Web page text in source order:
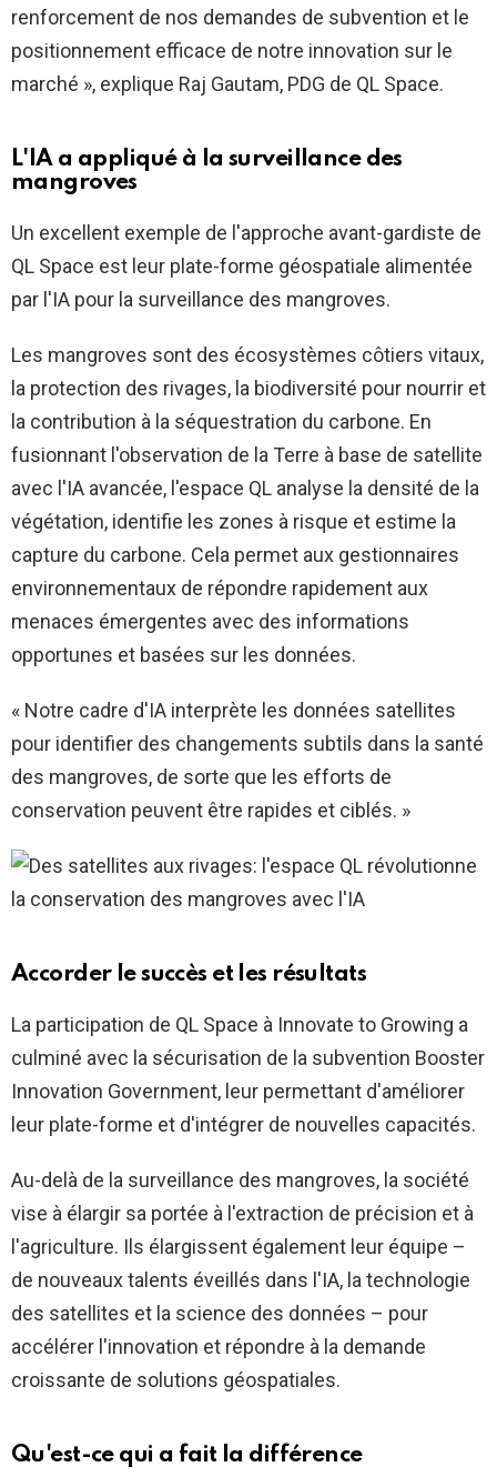
renforcement de nos demandes de subvention et le
positionnement efficace de notre innovation sur le
marché », explique Raj Gautam, PDG de QL Space.
L'IA a appliqué à la surveillance des
mangroves
Un excellent exemple de l'approche avant-gardiste de
QL Space est leur plate-forme géospatiale alimentée
par l'IA pour la surveillance des mangroves.
Les mangroves sont des écosystèmes côtiers vitaux,
la protection des rivages, la biodiversité pour nourrir et
la contribution à la séquestration du carbone. En
fusionnant l'observation de la Terre à base de satellite
avec l'IA avancée, l'espace QL analyse la densité de la
végétation, identifie les zones à risque et estime la
capture du carbone. Cela permet aux gestionnaires
environnementaux de répondre rapidement aux
menaces émergentes avec des informations
opportunes et basées sur les données.
« Notre cadre d'IA interprète les données satellites
pour identifier des changements subtils dans la santé
des mangroves, de sorte que les efforts de
conservation peuvent être rapides et ciblés. »
Accorder le succès et les résultats
La participation de QL Space à Innovate to Growing a
culminé avec la sécurisation de la subvention Booster
Innovation Government, leur permettant d'améliorer
leur plate-forme et d'intégrer de nouvelles capacités.
Au-delà de la surveillance des mangroves, la société
vise à élargir sa portée à l'extraction de précision et à
l'agriculture. Ils élargissent également leur équipe –
de nouveaux talents éveillés dans l'IA, la technologie
des satellites et la science des données – pour
accélérer l'innovation et répondre à la demande
croissante de solutions géospatiales.
Qu'est-ce qui a fait la différence